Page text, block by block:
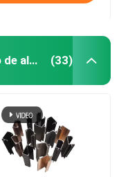
Cuadro de la puerta del armario de aluminio (33)